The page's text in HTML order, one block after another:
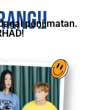
penjimatan.